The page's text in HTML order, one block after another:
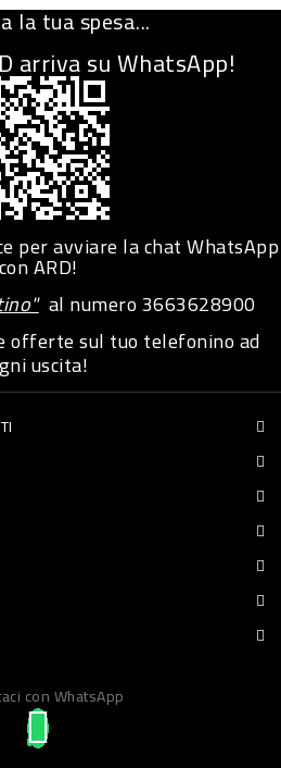
la tua spesa...
arriva su WhatsApp!
per avviare la chat WhatsApp
con ARD!
al numero3663628900
offerte sul tuo telefonino ad
uscita!
con WhatsApp